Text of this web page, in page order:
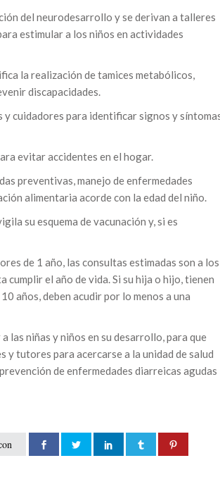
del neurodesarrollo y se derivan a talleres
estimular a los niños en actividades
la realización de tamices metabólicos,
discapacidades.
cuidadores para identificar signos y
evitar accidentes en el hogar.
preventivas, manejo de enfermedades
alimentaria acorde con la edad del niño.
su esquema de vacunación y, si es
de 1 año, las consultas estimadas son a los
cumplir el año de vida. Si su hija o hijo, tienen
años, deben acudir por lo menos a una
las niñas y niños en su desarrollo, para que
y tutores para acercarse a la unidad de salud
de enfermedades diarreicas agudas